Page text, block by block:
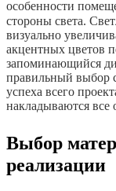
особенности
стороны света.
визуально
акцентных цветов
запоминающийся
правильный выбор
успеха всего
накладываются все
Выбор
реализации